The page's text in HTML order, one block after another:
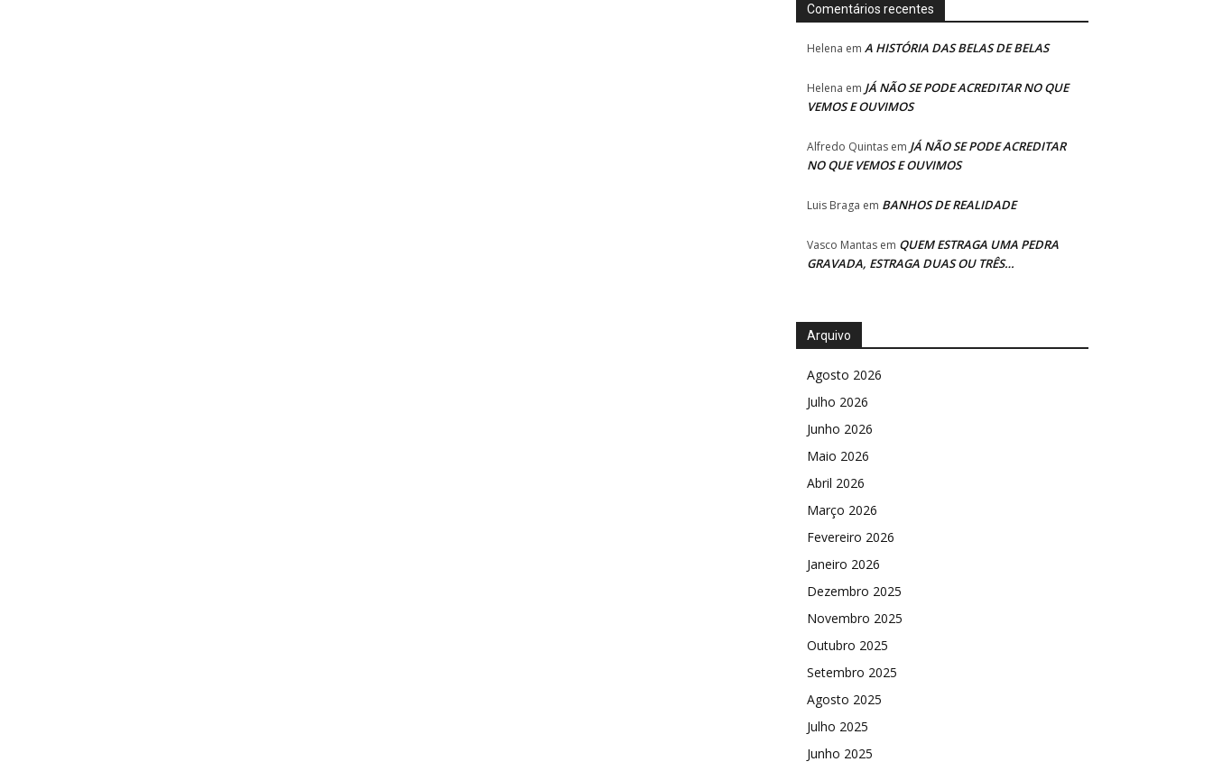
Comentários recentes
Helena em A HISTÓRIA DAS BELAS DE BELAS
Helena em JÁ NÃO SE PODE ACREDITAR NO QUE
VEMOS E OUVIMOS
Alfredo Quintas em JÁ NÃO SE PODE ACREDITAR
NO QUE VEMOS E OUVIMOS
Luis Braga em BANHOS DE REALIDADE
Vasco Mantas em QUEM ESTRAGA UMA PEDRA
GRAVADA, ESTRAGA DUAS OU TRÊS…
Arquivo
Agosto 2026
Julho 2026
Junho 2026
Maio 2026
Abril 2026
Março 2026
Fevereiro 2026
Janeiro 2026
Dezembro 2025
Novembro 2025
Outubro 2025
Setembro 2025
Agosto 2025
Julho 2025
Junho 2025